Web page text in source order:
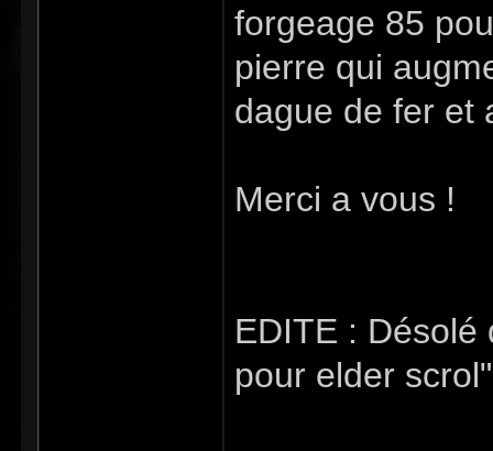
forgeage 85
pierre qui
dague de fer et
Merci a vous !
EDITE : Désolé
pour elder scrol"